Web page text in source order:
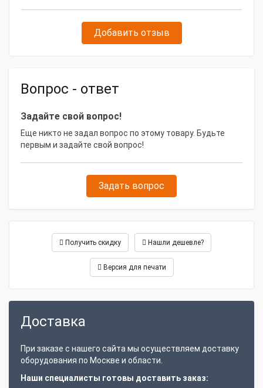
Добавить отзыв
Вопрос - ответ
Задайте свой вопрос!
Еще никто не задал вопрос по этому товару. Будьте
первым и задайте свой вопрос!
Задать вопрос
Получить скидку Нашли дешевле?
Версия для печати
Доставка
При заказе с нашего сайта мы осуществляем доставку
оборудования по Москве и области.
Наши специалисты готовы доставить заказ: